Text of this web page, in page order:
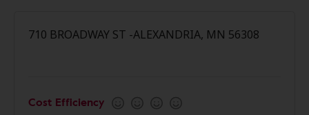
710 BROADWAY ST -ALEXANDRIA, MN 56308
Cost Efficiency